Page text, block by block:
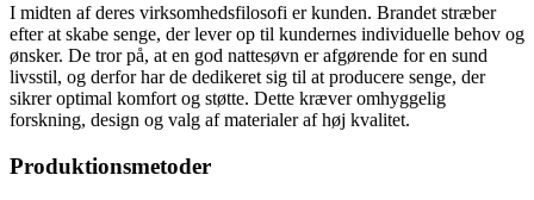
I midten af deres virksomhedsfilosofi er kunden. Brandet stræber
efter at skabe senge, der lever op til kundernes individuelle behov og
ønsker. De tror på, at en god nattesøvn er afgørende for en sund
livsstil, og derfor har de dedikeret sig til at producere senge, der
sikrer optimal komfort og støtte. Dette kræver omhyggelig
forskning, design og valg af materialer af høj kvalitet.
Produktionsmetoder